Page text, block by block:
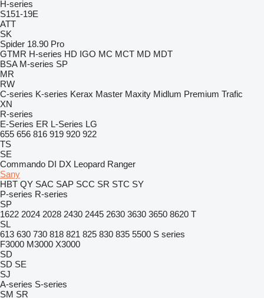
H-series
S151-19E
ATT
SK
Spider 18.90 Pro
GTMR H-series HD IGO MC MCT MD MDT
BSA M-series SP
MR
RW
C-series K-series Kerax Master Maxity Midlum Premium Trafic
XN
R-series
E-Series ER L-Series LG
655 656 816 919 920 922
TS
SE
Commando DI DX Leopard Ranger
Sany
HBT QY SAC SAP SCC SR STC SY
P-series R-series
SP
1622 2024 2028 2430 2445 2630 3630 3650 8620 T
SL
613 630 730 818 821 825 830 835 5500 S series
F3000 M3000 X3000
SD
SD SE
SJ
A-series S-series
SM SR